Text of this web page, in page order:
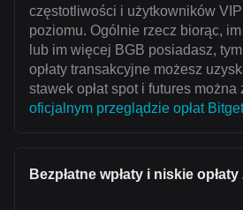
częstotliwości i użytkowników
poziomu. Ogólnie rzecz biorąc,
lub im więcej BGB posiadasz,
opłaty transakcyjne możesz
stawek opłat spot i futures można
oficjalnym przeglądzie opłat Bitget
Bezpłatne wpłaty i niskie opłaty